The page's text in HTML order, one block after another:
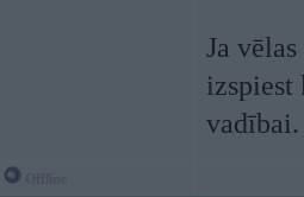
Ja
izspiest
vadībai.